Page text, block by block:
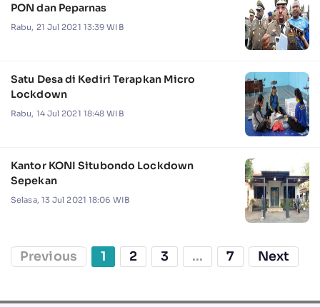
PON dan Peparnas
Rabu, 21 Jul 2021 13:39 WIB
Satu Desa di Kediri Terapkan Micro
Lockdown
Rabu, 14 Jul 2021 18:48 WIB
Kantor KONI Situbondo Lockdown
Sepekan
Selasa, 13 Jul 2021 18:06 WIB
Previous 1 2 3 ... 7 Next